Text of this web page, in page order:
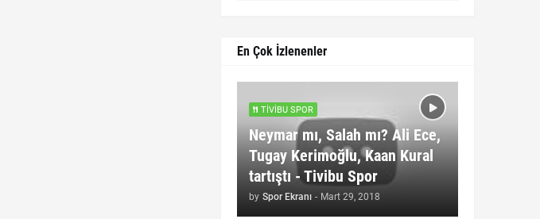
En Çok İzlenenler
TIVIBU SPOR
Neymar mı, Salah mı? Ali Ece,
Tugay Kerimoğlu, Kaan Kural
tartıştı - Tivibu Spor
by Spor Ekranı - Mart 29, 2018